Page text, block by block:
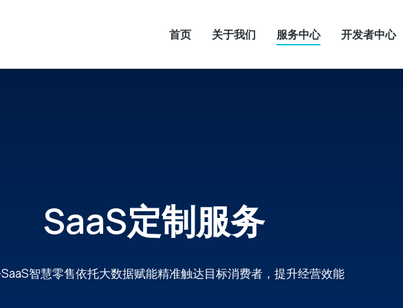
首页 关于我们 服务中心 开发者中心
SaaS定制服务
智慧零售依托大数据赋能精准触达目标消费者，提升经营效能